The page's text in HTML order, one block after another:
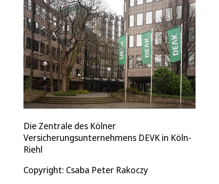
Die Zentrale des Kölner
Versicherungsunternehmens DEVK in Köln-
Riehl
Copyright: Csaba Peter Rakoczy